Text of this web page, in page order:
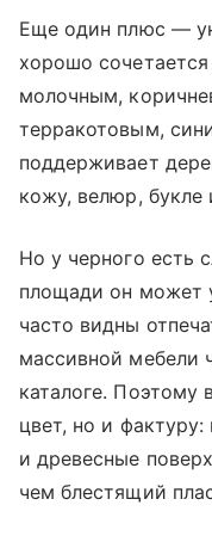
Еще один плюс —
хорошо
молочным,
терракотовым,
поддерживает
кожу, велюр, букле
Но у черного есть
площади он может
часто видны
массивной мебели
каталоге. Поэтому
цвет, но и
и древесные
чем блестящий